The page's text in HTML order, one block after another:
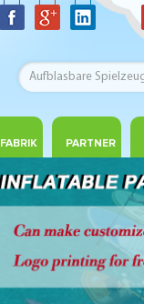
FABRIK PARTNER